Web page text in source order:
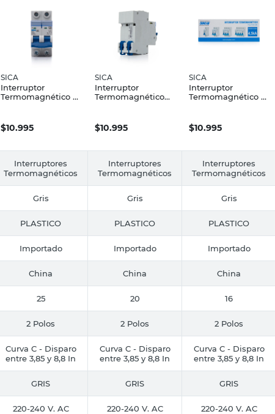
SICA
Interruptor
Termomagnético 2
$10.995
SICA
Interruptor
Termomagnético
$10.995
SICA
Interruptor
Termomagnético 2
$10.995
Interruptores
Termomagnéticos
Interruptores
Termomagnéticos
Interruptores
Termomagnéticos
Gris Gris Gris
PLASTICO PLASTICO PLASTICO
Importado Importado Importado
China China China
25 20 16
2 Polos 2 Polos 2 Polos
Curva C - Disparo
entre 3,85 y 8,8 In
Curva C - Disparo
entre 3,85 y 8,8 In
Curva C - Disparo
entre 3,85 y 8,8 In
GRIS GRIS GRIS
220-240 V. AC 220-240 V. AC 220-240 V. AC